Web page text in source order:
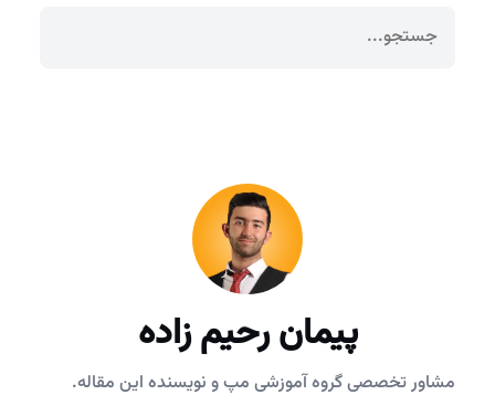
پیمان رحیم زاده
مشاور تخصصی گروه آموزشی مپ و نویسنده این مقاله.